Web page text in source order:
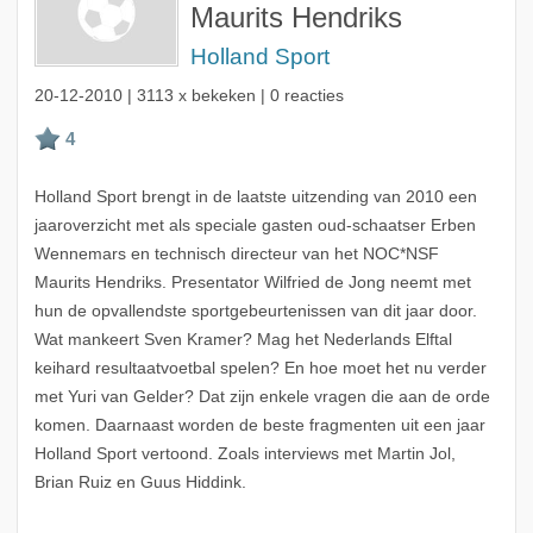
Maurits Hendriks
Holland Sport
20-12-2010| 3113 x bekeken | 0 reacties
Holland Sport brengt in de laatste uitzending van 2010 een
jaaroverzicht met als speciale gasten oud-schaatser Erben
Wennemars en technisch directeur van het NOC*NSF
Maurits Hendriks. Presentator Wilfried de Jong neemt met
hun de opvallendste sportgebeurtenissen van dit jaar door.
Wat mankeert Sven Kramer? Mag het Nederlands Elftal
keihard resultaatvoetbal spelen? En hoe moet het nu verder
met Yuri van Gelder? Dat zijn enkele vragen die aan de orde
komen. Daarnaast worden de beste fragmenten uit een jaar
Holland Sport vertoond. Zoals interviews met Martin Jol,
Brian Ruiz en Guus Hiddink.